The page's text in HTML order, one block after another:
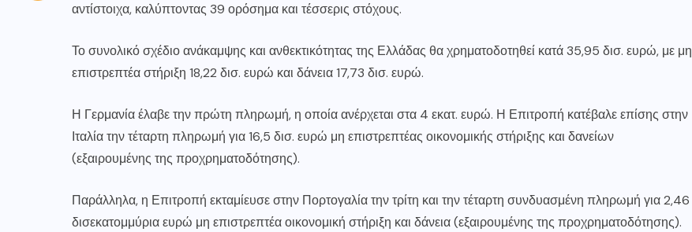
αντίστοιχα, καλύπτοντας 39 ορόσημα και τέσσερις στόχους.
Το συνολικό σχέδιο ανάκαμψης και ανθεκτικότητας της Ελλάδας θα χρηματοδοτηθεί κατά 35,95 δισ. ευρώ, με μη
επιστρεπτέα στήριξη 18,22 δισ. ευρώ και δάνεια 17,73 δισ. ευρώ.
Η Γερμανία έλαβε την πρώτη πληρωμή, η οποία ανέρχεται στα 4 εκατ. ευρώ. Η Επιτροπή κατέβαλε επίσης στην
Ιταλία την τέταρτη πληρωμή για 16,5 δισ. ευρώ μη επιστρεπτέας οικονομικής στήριξης και δανείων
(εξαιρουμένης της προχρηματοδότησης).
Παράλληλα, η Επιτροπή εκταμίευσε στην Πορτογαλία την τρίτη και την τέταρτη συνδυασμένη πληρωμή για 2,46
δισεκατομμύρια ευρώ μη επιστρεπτέα οικονομική στήριξη και δάνεια (εξαιρουμένης της προχρηματοδότησης).